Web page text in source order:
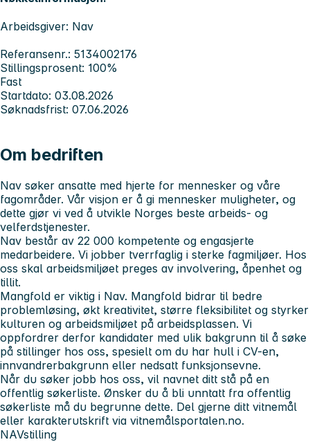
Arbeidsgiver: Nav
Referansenr.: 5134002176
Stillingsprosent: 100%
Fast
Startdato: 03.08.2026
Søknadsfrist: 07.06.2026
Om bedriften
Nav søker ansatte med hjerte for mennesker og våre
fagområder. Vår visjon er å gi mennesker muligheter, og
dette gjør vi ved å utvikle Norges beste arbeids- og
velferdstjenester.
Nav består av 22 000 kompetente og engasjerte
medarbeidere. Vi jobber tverrfaglig i sterke fagmiljøer. Hos
oss skal arbeidsmiljøet preges av involvering, åpenhet og
tillit.
Mangfold er viktig i Nav. Mangfold bidrar til bedre
problemløsing, økt kreativitet, større fleksibilitet og styrker
kulturen og arbeidsmiljøet på arbeidsplassen. Vi
oppfordrer derfor kandidater med ulik bakgrunn til å søke
på stillinger hos oss, spesielt om du har hull i CV-en,
innvandrerbakgrunn eller nedsatt funksjonsevne.
Når du søker jobb hos oss, vil navnet ditt stå på en
offentlig søkerliste. Ønsker du å bli unntatt fra offentlig
søkerliste må du begrunne dette. Del gjerne ditt vitnemål
eller karakterutskrift via vitnemålsportalen.no.
NAVstilling